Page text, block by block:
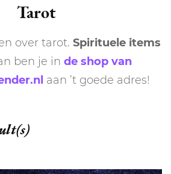
Tarot
over tarot. Spirituele items
ben je in de shop van
aan ’t goede adres!